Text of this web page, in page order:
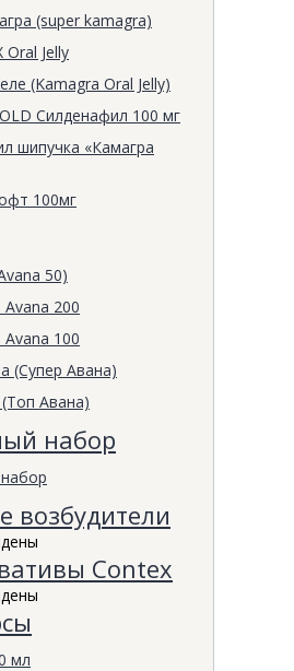
(super kamagra)
Oral Jelly
(Kamagra Oral Jelly)
Силденафил 100 мг
шипучка «Камагра
100мг
50)
200
100
(Супер Авана)
Авана)
набор
возбудители
Contex
мл